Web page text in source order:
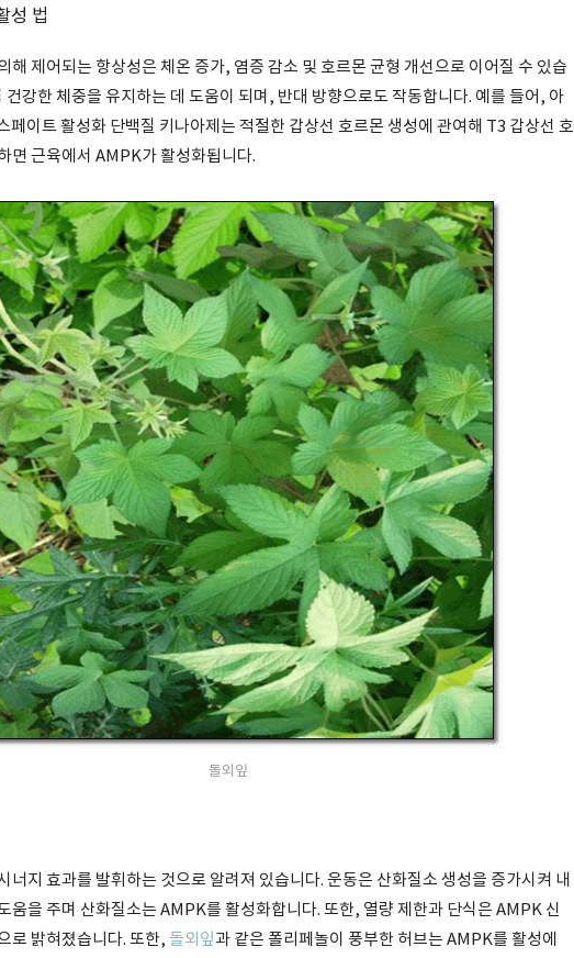
성 법
해 제어되는 항상성은 체온 증가, 염증 감소 및 호르몬 균형 개선으로 이어질 수 있습
건강한 체중을 유지하는 데 도움이 되며, 반대 방향으로도 작동합니다. 예를 들어, 아
페이트 활성화 단백질 키나아제는 적절한 갑상선 호르몬 생성에 관여해 T3 갑상선 호
면 근육에서 AMPK가 활성화됩니다.
돌외잎
너지 효과를 발휘하는 것으로 알려져 있습니다. 운동은 산화질소 생성을 증가시켜 내
움을 주며 산화질소는 AMPK를 활성화합니다. 또한, 열량 제한과 단식은 AMPK 신
로 밝혀졌습니다. 또한, 돌외잎과 같은 폴리페놀이 풍부한 허브는 AMPK를 활성에